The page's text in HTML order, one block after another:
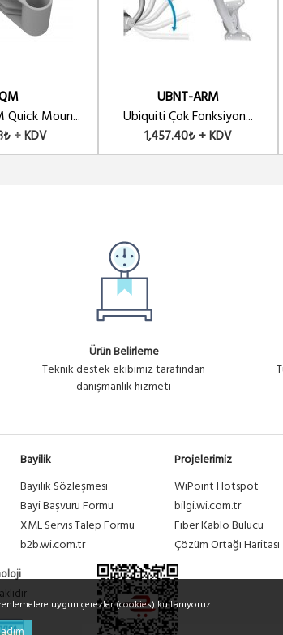
Quick Moun...
+ KDV
UBNT-ARM
Ubiquiti Çok Fonksiyon...
1,457.40₺ + KDV
Ürün Belirleme
Teknik destek ekibimiz tarafından
danışmanlık hizmeti
Bayilik
Bayilik Sözleşmesi
Bayi Başvuru Formu
XML Servis Talep Formu
b2b.wi.com.tr
Projelerimiz
WiPoint Hotspot
bilgi.wi.com.tr
Fiber Kablo Bulucu
Çözüm Ortağı Haritası
uygun çerezler (cookies) kullanıyoruz.